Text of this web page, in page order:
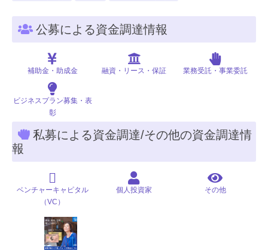
公募による資金調達情報
補助金・助成金 融資・リース・保証 業務受託・事業委託
ビジネスプラン募集・表
彰
私募による資金調達/その他の資金調達情
報
ベンチャーキャピタル
（VC）
個人投資家 その他